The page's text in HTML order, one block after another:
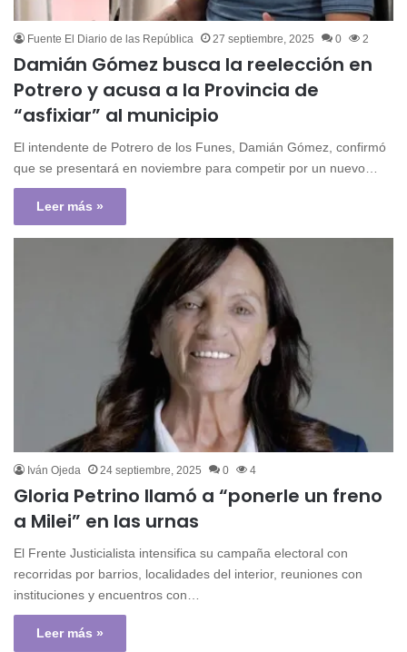
Fuente El Diario de las República 27 septiembre, 2025 0 2
Damián Gómez busca la reelección en
Potrero y acusa a la Provincia de
“asfixiar” al municipio
El intendente de Potrero de los Funes, Damián Gómez, confirmó
que se presentará en noviembre para competir por un nuevo…
Leer más »
Iván Ojeda 24 septiembre, 2025 0 4
Gloria Petrino llamó a “ponerle un freno
a Milei” en las urnas
El Frente Justicialista intensifica su campaña electoral con
recorridas por barrios, localidades del interior, reuniones con
instituciones y encuentros con…
Leer más »